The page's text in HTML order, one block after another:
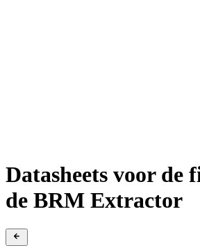
Datasheets voor de
de BRM Extractor